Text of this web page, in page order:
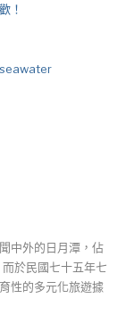
！
中外的日月潭，佔
於民國七十五年七
性的多元化旅遊據